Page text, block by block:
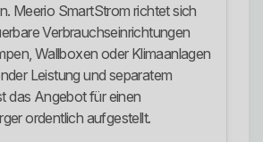
Meerio SmartStrom richtet sich
Verbrauchseinrichtungen
Wallboxen oder Klimaanlagen
Leistung und separatem
das Angebot für einen
ordentlich aufgestellt.